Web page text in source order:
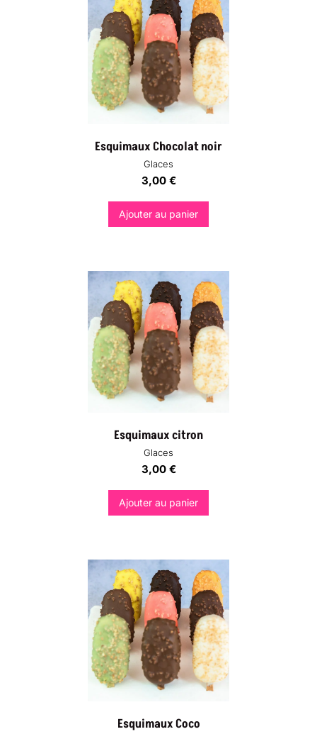
Esquimaux Chocolat noir
Glaces
3,00 €
Ajouter au panier
Esquimaux citron
Glaces
3,00 €
Ajouter au panier
Esquimaux Coco